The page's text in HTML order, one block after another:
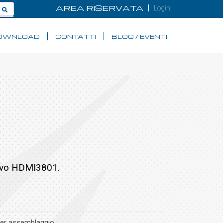
AREA RISERVATA Login
CONTATTI BLOG / EVENTI
HDMI3801.